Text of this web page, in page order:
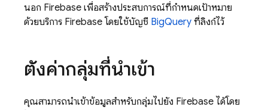
นอก Firebase เพื่อสร้างประสบการณ์ที่กำหนดเป้าหมาย
ด้วยบริการ Firebase โดยใช้บัญชี BigQuery ที่ลิงก์ไว้
ตั้งค่ากลุ่มที่นำเข้า
คุณสามารถนําเข้าข้อมูลสําหรับกลุ่มไปยัง Firebase ได้โดย